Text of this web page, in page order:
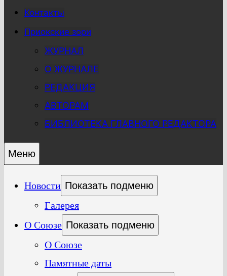
Контакты
Приокские зори
ЖУРНАЛ
О ЖУРНАЛЕ
РЕДАКЦИЯ
АВТОРАМ
БИБЛИОТЕКА ГЛАВНОГО РЕДАКТОРА
Меню
Новости Показать подменю
Галерея
О Союзе Показать подменю
О Союзе
Памятные даты